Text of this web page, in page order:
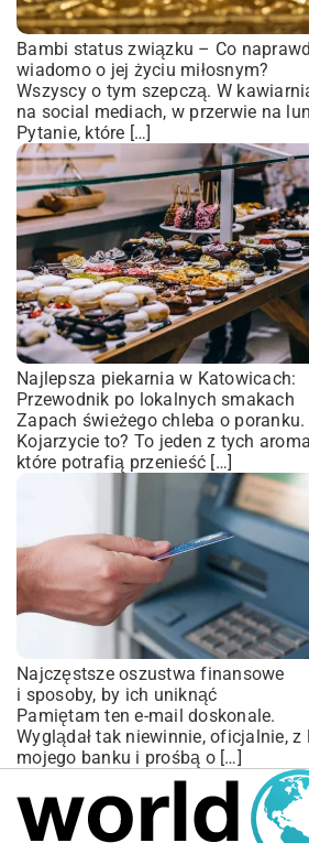
Bambi status związku – Co
wiadomo o jej życiu miłosnym?
Wszyscy o tym szepczą. W
na social mediach, w przerwie na
Pytanie, które […]
Najlepsza piekarnia w Katowicach:
Przewodnik po lokalnych smakach
Zapach świeżego chleba o poranku.
Kojarzycie to? To jeden z tych
które potrafią przenieść […]
Najczęstsze oszustwa finansowe
i sposoby, by ich uniknąć
Pamiętam ten e-mail doskonale.
Wyglądał tak niewinnie, oficjalnie, z
mojego banku i prośbą o […]